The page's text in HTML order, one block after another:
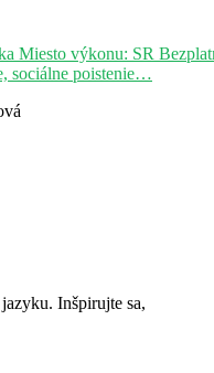
Miesto výkonu: SR
sociálne poistenie…
Inšpirujte sa,